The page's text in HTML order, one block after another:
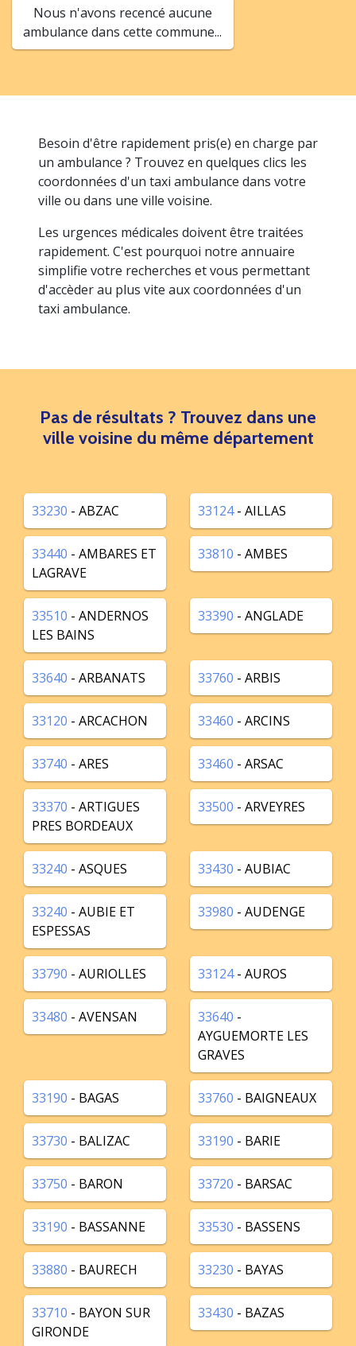
Nous n'avons recencé aucune
ambulance dans cette commune...
Besoin d'être rapidement pris(e) en charge par
un ambulance ? Trouvez en quelques clics les
coordonnées d'un taxi ambulance dans votre
ville ou dans une ville voisine.
Les urgences médicales doivent être traitées
rapidement. C'est pourquoi notre annuaire
simplifie votre recherches et vous permettant
d'accèder au plus vite aux coordonnées d'un
taxi ambulance.
Pas de résultats ? Trouvez dans une
ville voisine du même département
33230 - ABZAC 33124- AILLAS
33440 - AMBARES ET
LAGRAVE
33810 - AMBES
33510 - ANDERNOS
LES BAINS
33390 - ANGLADE
33640 - ARBANATS 33760 - ARBIS
33120 - ARCACHON 33460 - ARCINS
33740 - ARES 33460 - ARSAC
33370 - ARTIGUES
PRES BORDEAUX
33500 - ARVEYRES
33240 - ASQUES 33430 - AUBIAC
33240 - AUBIE ET
ESPESSAS
33980 - AUDENGE
33790 - AURIOLLES 33124- AUROS
33480 - AVENSAN 33640 -
AYGUEMORTE LES
GRAVES
33190 - BAGAS 33760 - BAIGNEAUX
33730 - BALIZAC 33190 - BARIE
33750 - BARON 33720 - BARSAC
33190 - BASSANNE 33530 - BASSENS
33880 - BAURECH 33230 - BAYAS
33710 - BAYON SUR
GIRONDE
33430 - BAZAS